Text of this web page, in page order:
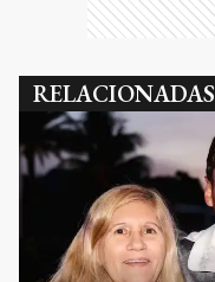
RELACIONADAS